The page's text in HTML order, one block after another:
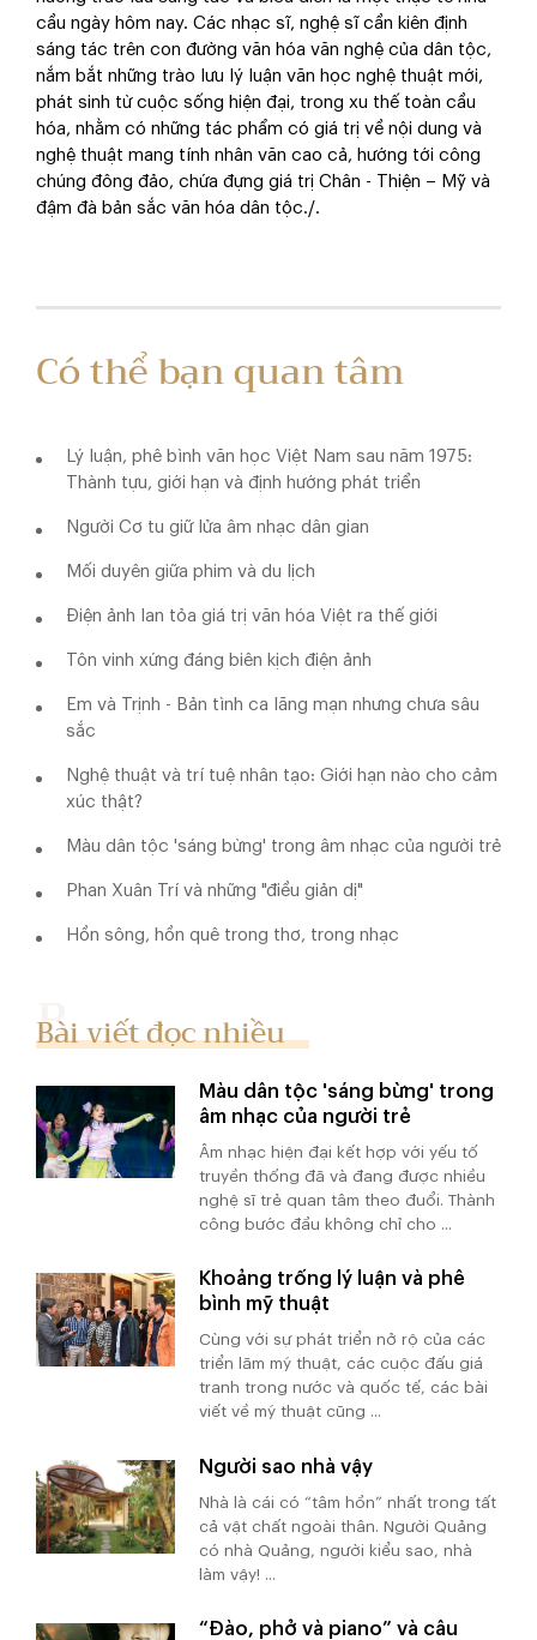
cầu ngày hôm nay. Các nhạc sĩ, nghệ sĩ cần kiên định
sáng tác trên con đường văn hóa văn nghệ của dân tộc,
nắm bắt những trào lưu lý luận văn học nghệ thuật mới,
phát sinh từ cuộc sống hiện đại, trong xu thế toàn cầu
hóa, nhằm có những tác phẩm có giá trị về nội dung và
nghệ thuật mang tính nhân văn cao cả, hướng tới công
chúng đông đảo, chứa đựng giá trị Chân - Thiện – Mỹ và
đậm đà bản sắc văn hóa dân tộc./.
Có thể bạn quan tâm
Lý luận, phê bình văn học Việt Nam sau năm 1975:
Thành tựu, giới hạn và định hướng phát triển
Người Cơ tu giữ lửa âm nhạc dân gian
Mối duyên giữa phim và du lịch
Điện ảnh lan tỏa giá trị văn hóa Việt ra thế giới
Tôn vinh xứng đáng biên kịch điện ảnh
Em và Trịnh - Bản tình ca lãng mạn nhưng chưa sâu
sắc
Nghệ thuật và trí tuệ nhân tạo: Giới hạn nào cho cảm
xúc thật?
Màu dân tộc 'sáng bừng' trong âm nhạc của người trẻ
Phan Xuân Trí và những "điều giản dị"
Hồn sông, hồn quê trong thơ, trong nhạc
Bài viết đọc nhiều
Màu dân tộc 'sáng bừng' trong
âm nhạc của người trẻ
Âm nhạc hiện đại kết hợp với yếu tố
truyền thống đã và đang được nhiều
nghệ sĩ trẻ quan tâm theo đuổi. Thành
công bước đầu không chỉ cho ...
Khoảng trống lý luận và phê
bình mỹ thuật
Cùng với sự phát triển nở rộ của các
triển lãm mỹ thuật, các cuộc đấu giá
tranh trong nước và quốc tế, các bài
viết về mỹ thuật cũng ...
Người sao nhà vậy
Nhà là cái có “tâm hồn” nhất trong tất
cả vật chất ngoài thân. Người Quảng
có nhà Quảng, người kiểu sao, nhà
làm vậy! ...
“Đào, phở và piano” và câu